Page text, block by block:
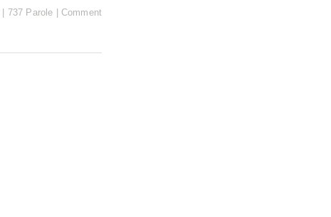
737 Parole Comment